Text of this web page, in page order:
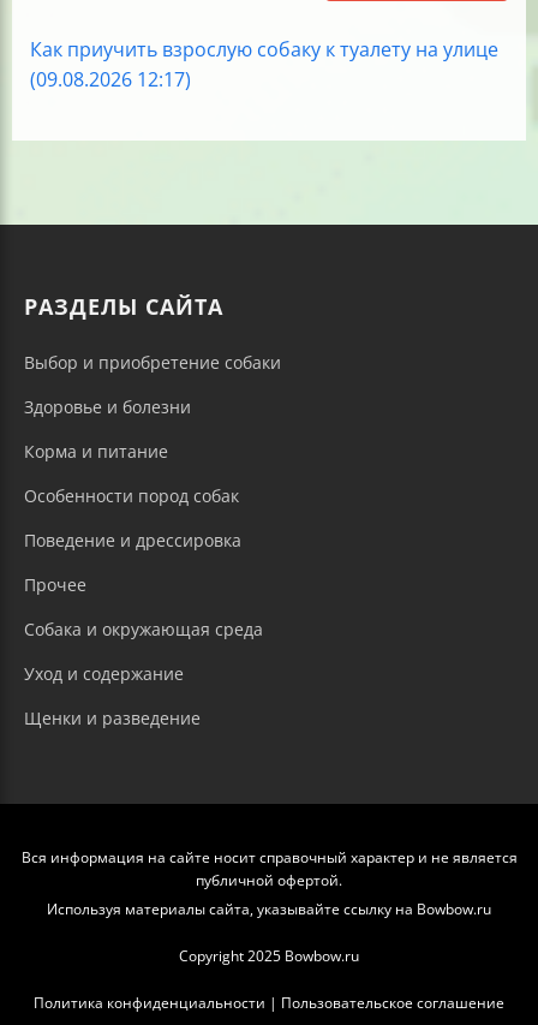
Как приучить взрослую собаку к туалету на улице
(09.08.2026 12:17)
РАЗДЕЛЫ САЙТА
Выбор и приобретение собаки
Здоровье и болезни
Корма и питание
Особенности пород собак
Поведение и дрессировка
Прочее
Собака и окружающая среда
Уход и содержание
Щенки и разведение
Вся информация на сайте носит справочный характер и не является
публичной офертой.
Используя материалы сайта, указывайте ссылку на Bowbow.ru
Copyright 2025 Bowbow.ru
Политика конфиденциальности | Пользовательское соглашение